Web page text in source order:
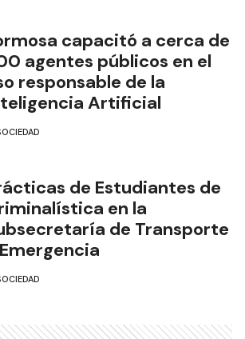
capacitó a cerca de
agentes públicos en el
responsable de la
Artificial
de Estudiantes de
en la
de Transporte